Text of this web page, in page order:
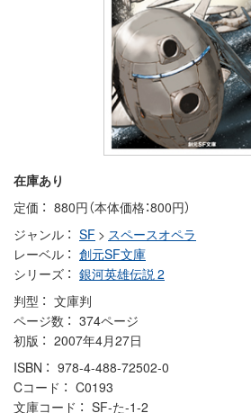
在庫あり
定価
880円（本体価格：800円）
ジャンル
SF > スペースオペラ
レーベル
創元SF文庫
シリーズ
銀河英雄伝説 2
判型
文庫判
ページ数
374ページ
初版
2007年4月27日
ISBN
978-4-488-72502-0
Cコード
C0193
文庫コード
SF-た-1-2